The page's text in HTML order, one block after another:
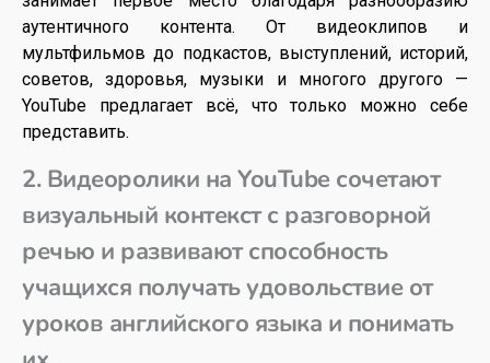
аутентичного контента. От видеоклипов и
мультфильмов до подкастов, выступлений, историй,
советов, здоровья, музыки и многого другого —
YouTube предлагает всё, что только можно себе
представить.
2. Видеоролики на YouTube сочетают
визуальный контекст с разговорной
речью и развивают способность
учащихся получать удовольствие от
уроков английского языка и понимать